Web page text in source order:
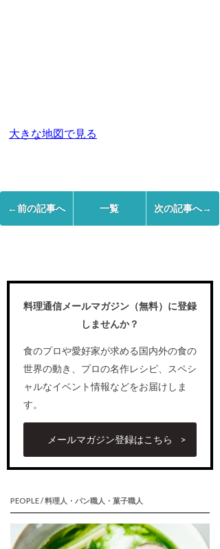
大きな地図で見る
←前の記事へ 一覧 次の記事へ→
料理通信メールマガジン（無料）に登録
しませんか？
食のプロや愛好家が求める国内外の食の
世界の動き、プロの名作レシピ、スペシ
ャルなイベント情報などをお届けしま
す。
メールマガジン登録はこちら
PEOPLE / 料理人・パン職人・菓子職人